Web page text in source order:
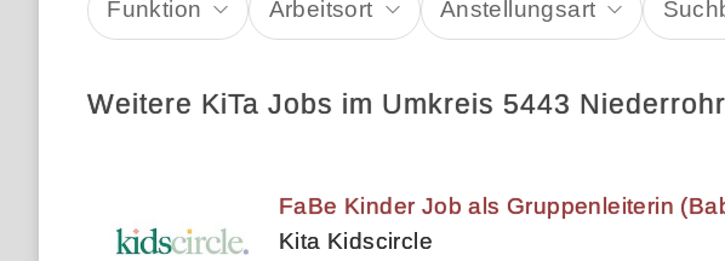
Funktion Arbeitsort Anstellungsart
Weitere KiTa Jobs im Umkreis 5443
FaBe Kinder Job als Gruppenleiterin
Kita Kidscircle